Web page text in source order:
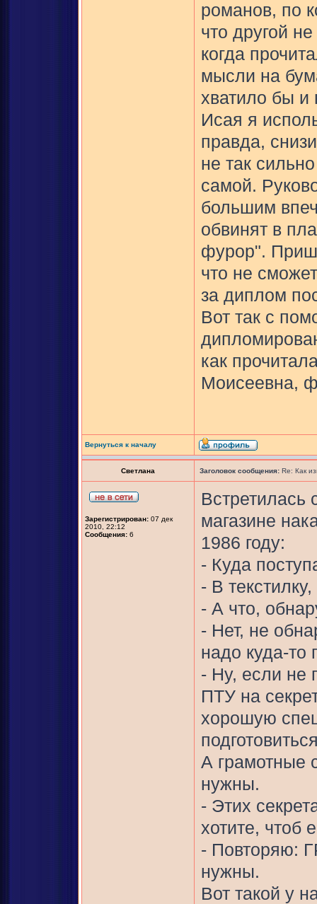
романов, по
что другой
когда
мысли на
хватило бы
Исая я
правда,
не так
самой.
большим
обвинят в
фурор".
что не
за диплом
Вот так с
как
Моисеевна,
Вернуться к началу
Светлана Заголовок сообщения: Re: Как
Зарегистрирован: 07 дек
2010, 22:12
Сообщения: 6
магазине
1986 году:
- Куда
- В
- А что,
- Нет, не
надо куда-то
- Ну, если не
ПТУ на
хорошую
А грамотные
нужны.
- Этих
хотите, чтоб
- Повторяю:
нужны.
Вот такой у